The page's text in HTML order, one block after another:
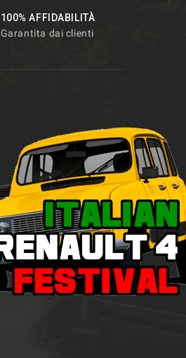
100% AFFIDABILITÀ
Garantita dai clienti